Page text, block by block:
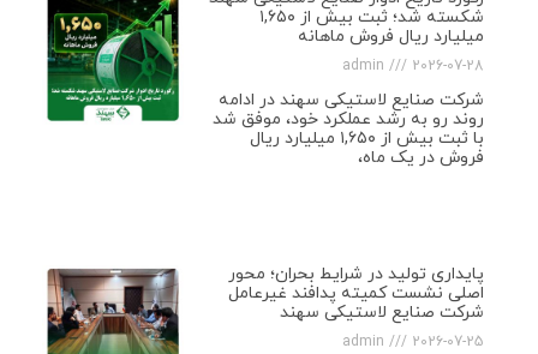
شکسته شد؛ ثبت بیش از ۱,۶۵۰
میلیارد ریال فروش ماهانه
admin 2026-07-28
شرکت صنایع لاستیکی سهند در ادامه
روند رو به رشد عملکرد خود، موفق شد
با ثبت بیش از ۱,۶۵۰ میلیارد ریال
فروش در یک ماه،
پایداری تولید در شرایط بحران؛ محور
اصلی نشست کمیته پدافند غیرعامل
شرکت صنایع لاستیکی سهند
admin 2026-07-25